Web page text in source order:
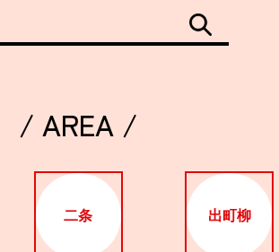
/ AREA /
二条 出町柳